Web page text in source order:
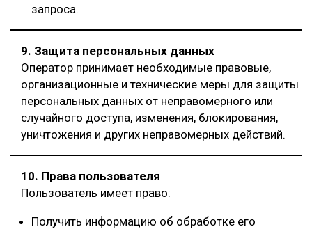
запроса.
9. Защита персональных данных
Оператор принимает необходимые правовые,
организационные и технические меры для защиты
персональных данных от неправомерного или
случайного доступа, изменения, блокирования,
уничтожения и других неправомерных действий.
10. Права пользователя
Пользователь имеет право:
Получить информацию об обработке его